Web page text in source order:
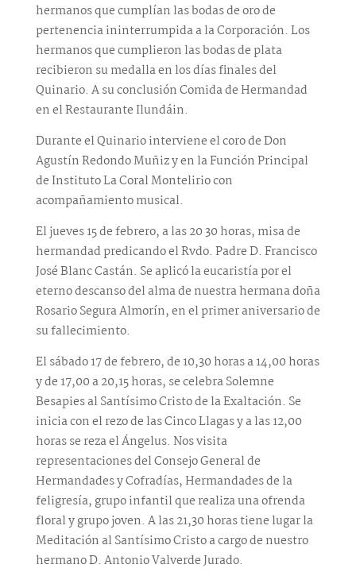
hermanos que cumplían las bodas de oro de
pertenencia ininterrumpida a la Corporación. Los
hermanos que cumplieron las bodas de plata
recibieron su medalla en los días finales del
Quinario. A su conclusión Comida de Hermandad
en el Restaurante Ilundáin.
Durante el Quinario interviene el coro de Don
Agustín Redondo Muñiz y en la Función Principal
de Instituto La Coral Montelirio con
acompañamiento musical.
El jueves 15 de febrero, a las 20 30 horas, misa de
hermandad predicando el Rvdo. Padre D. Francisco
José Blanc Castán. Se aplicó la eucaristía por el
eterno descanso del alma de nuestra hermana doña
Rosario Segura Almorín, en el primer aniversario de
su fallecimiento.
El sábado 17 de febrero, de 10,30 horas a 14,00 horas
y de 17,00 a 20,15 horas, se celebra Solemne
Besapies al Santísimo Cristo de la Exaltación. Se
inicia con el rezo de las Cinco Llagas y a las 12,00
horas se reza el Ángelus. Nos visita
representaciones del Consejo General de
Hermandades y Cofradías, Hermandades de la
feligresía, grupo infantil que realiza una ofrenda
floral y grupo joven. A las 21,30 horas tiene lugar la
Meditación al Santísimo Cristo a cargo de nuestro
hermano D. Antonio Valverde Jurado.